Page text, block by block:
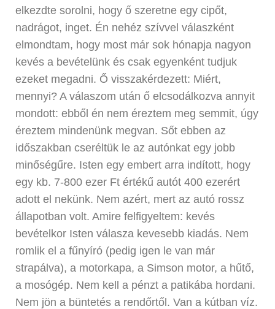
elkezdte sorolni, hogy ő szeretne egy cipőt,
nadrágot, inget. Én nehéz szívvel válaszként
elmondtam, hogy most már sok hónapja nagyon
kevés a bevételünk és csak egyenként tudjuk
ezeket megadni. Ő visszakérdezett: Miért,
mennyi? A válaszom után ő elcsodálkozva annyit
mondott: ebből én nem éreztem meg semmit, úgy
éreztem mindenünk megvan. Sőt ebben az
időszakban cseréltük le az autónkat egy jobb
minőségűre. Isten egy embert arra indított, hogy
egy kb. 7-800 ezer Ft értékű autót 400 ezerért
adott el nekünk. Nem azért, mert az autó rossz
állapotban volt. Amire felfigyeltem: kevés
bevételkor Isten válasza kevesebb kiadás. Nem
romlik el a fűnyíró (pedig igen le van már
strapálva), a motorkapa, a Simson motor, a hűtő,
a mosógép. Nem kell a pénzt a patikába hordani.
Nem jön a büntetés a rendőrtől. Van a kútban víz.